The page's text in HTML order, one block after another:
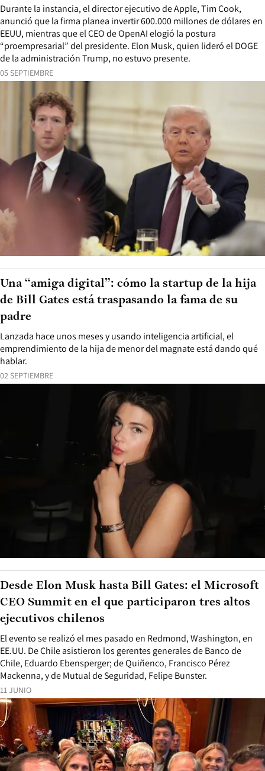
05 SEPTIEMBRE
Durante la instancia, el director ejecutivo de Apple, Tim Cook,
anunció que la firma planea invertir 600.000 millones de dólares en
EEUU, mientras que el CEO de OpenAI elogió la postura
“proempresarial” del presidente. Elon Musk, quien lideró el DOGE
de la administración Trump, no estuvo presente.
02 SEPTIEMBRE
Lanzada hace unos meses y usando inteligencia artificial, el
emprendimiento de la hija de menor del magnate está dando qué
hablar.
Una “amiga digital”: cómo la startup de la hija
de Bill Gates está traspasando la fama de su
padre
11 JUNIO
El evento se realizó el mes pasado en Redmond, Washington, en
EE.UU. De Chile asistieron los gerentes generales de Banco de
Chile, Eduardo Ebensperger; de Quiñenco, Francisco Pérez
Mackenna, y de Mutual de Seguridad, Felipe Bunster.
Desde Elon Musk hasta Bill Gates: el Microsoft
CEO Summit en el que participaron tres altos
ejecutivos chilenos